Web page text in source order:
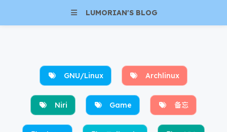
LUMORIAN'S BLOG
GNU/Linux Archlinux
Niri Game 备忘